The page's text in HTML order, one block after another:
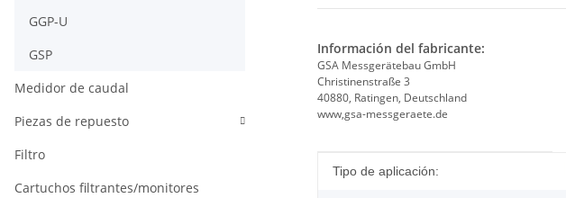
Información del fabricante:
GSA Messgerätebau GmbH
Christinenstraße 3
40880, Ratingen, Deutschland
www,gsa-messgeraete.de
#productDetails.itemInformation#
#productDetails.itemValue#
Tipo de aplicación:
GGP-U
GSP
Medidor de caudal
Piezas de repuesto
Filtro
Cartuchos filtrantes/monitores